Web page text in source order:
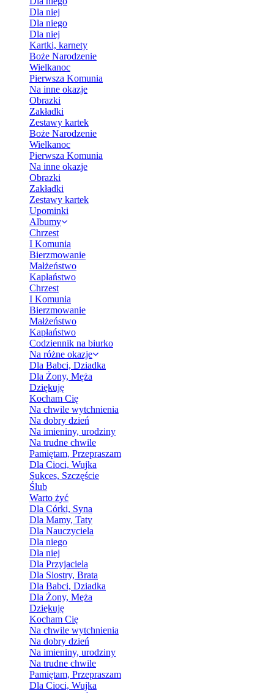
Dla niej
Dla niego
Dla niej
Kartki, karnety
Boże Narodzenie
Wielkanoc
Pierwsza Komunia
Na inne okazje
Obrazki
Zakładki
Zestawy kartek
Boże Narodzenie
Wielkanoc
Pierwsza Komunia
Na inne okazje
Obrazki
Zakładki
Zestawy kartek
Upominki
Albumy
Chrzest
I Komunia
Bierzmowanie
Małżeństwo
Kapłaństwo
Chrzest
I Komunia
Bierzmowanie
Małżeństwo
Kapłaństwo
Codziennik na biurko
Na różne okazje
Dla Babci, Dziadka
Dla Żony, Męża
Dziękuję
Kocham Cię
Na chwile wytchnienia
Na dobry dzień
Na imieniny, urodziny
Na trudne chwile
Pamiętam, Przepraszam
Dla Cioci, Wujka
Sukces, Szczęście
Ślub
Warto żyć
Dla Córki, Syna
Dla Mamy, Taty
Dla Nauczyciela
Dla niego
Dla niej
Dla Przyjaciela
Dla Siostry, Brata
Dla Babci, Dziadka
Dla Żony, Męża
Dziękuję
Kocham Cię
Na chwile wytchnienia
Na dobry dzień
Na imieniny, urodziny
Na trudne chwile
Pamiętam, Przepraszam
Dla Cioci, Wujka